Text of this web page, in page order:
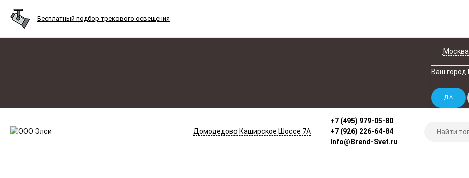
Бесплатный подбор трекового освещения
Москва
Ваш город
Домодедово Каширское Шоссе 7А
+7 (495) 979-05-80
+7 (926) 226-64-84
Info@Brend-Svet.ru